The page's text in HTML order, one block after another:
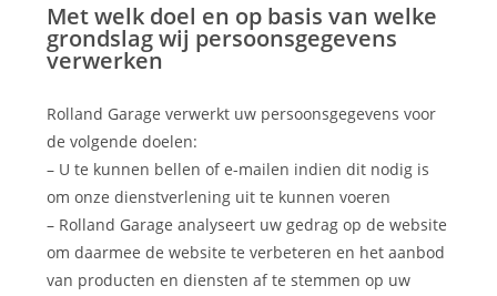
Met welk doel en op basis van welke
grondslag wij persoonsgegevens
verwerken
Rolland Garage verwerkt uw persoonsgegevens voor
de volgende doelen:
– U te kunnen bellen of e-mailen indien dit nodig is
om onze dienstverlening uit te kunnen voeren
– Rolland Garage analyseert uw gedrag op de website
om daarmee de website te verbeteren en het aanbod
van producten en diensten af te stemmen op uw